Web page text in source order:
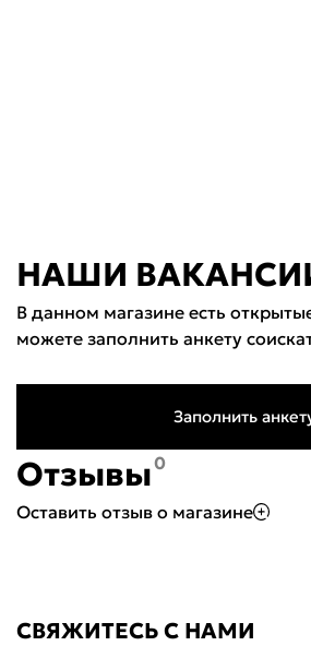
НАШИ
В данном магазине есть
можете заполнить анкету
Заполнить
Отзывы0
Оставить отзыв о магазине
CВЯЖИТЕСЬ С НАМИ